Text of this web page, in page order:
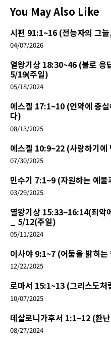
You May Also Like
시편 91:1~16 (전능자의 그
04/07/2026
열왕기상 18:30~46 (불로 응
5/19(주일)
05/18/2024
에스겔 17:1~10 (언약에 충
다)
08/13/2025
에스겔 10:9~22 (사랑하기에
07/30/2025
민수기 7:1~9 (자원하는 예물
03/29/2025
열왕기상 15:33~16:14(죄악
_ 5/12(주일)
05/11/2024
이사야 9:1~7 (어둠을 밝히는
12/22/2025
로마서 15:1~13 (그리스도처
10/07/2025
데살로니가후서 1:1~12 (환
08/27/2024